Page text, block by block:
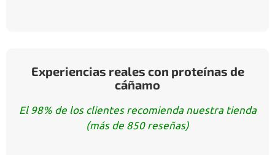
Experiencias reales con proteínas de
cáñamo
El 98% de los clientes recomienda nuestra tienda
(más de 850 reseñas)